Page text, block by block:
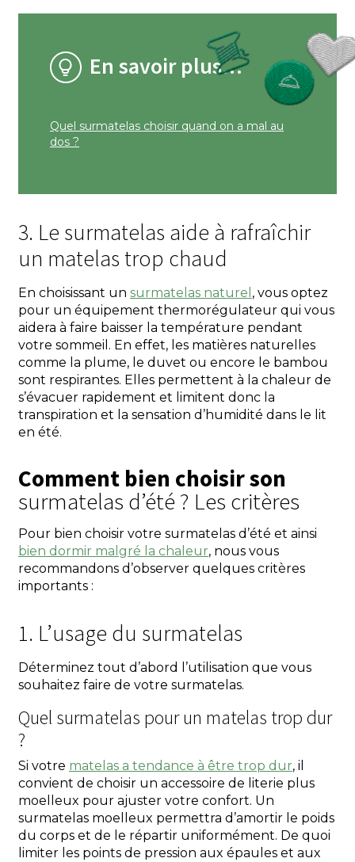
En savoir plus…
Quel surmatelas choisir quand on a mal au
dos ?
3. Le surmatelas aide à rafraîchir
un matelas trop chaud
En choisissant un surmatelas naturel , vous optez
pour un équipement thermorégulateur qui vous
aidera à faire baisser la température pendant
votre sommeil. En effet, les matières naturelles
comme la plume, le duvet ou encore le bambou
sont respirantes. Elles permettent à la chaleur de
s’évacuer rapidement et limitent donc la
transpiration et la sensation d’humidité dans le lit
en été.
Comment bien choisir son
surmatelas d’été ? Les critères
Pour bien choisir votre surmatelas d’été et ainsi
bien dormir malgré la chaleur, nous vous
recommandons d’observer quelques critères
importants :
1. L’usage du surmatelas
Déterminez tout d’abord l’utilisation que vous
souhaitez faire de votre surmatelas.
Quel surmatelas pour un matelas trop dur
?
Si votre matelas a tendance à être trop dur, il
convient de choisir un accessoire de literie plus
moelleux pour ajuster votre confort. Un
surmatelas moelleux permettra d’amortir le poids
du corps et de le répartir uniformément. De quoi
limiter les points de pression aux épaules et aux